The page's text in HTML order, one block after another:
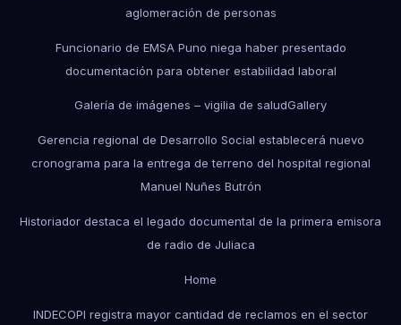
aglomeración de personas
Funcionario de EMSA Puno niega haber presentado
documentación para obtener estabilidad laboral
Galería de imágenes – vigilia de saludGallery
Gerencia regional de Desarrollo Social establecerá nuevo
cronograma para la entrega de terreno del hospital regional
Manuel Nuñes Butrón
Historiador destaca el legado documental de la primera emisora
de radio de Juliaca
Home
INDECOPI registra mayor cantidad de reclamos en el sector